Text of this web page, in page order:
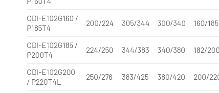
CDI-E102G160 /
P185T4
200/224 305/344 300/340 160/185
CDI-E102G185 /
P200T4
224/250 344/383 340/380 182/
CDI-E102G200
/ P220T4L
250/276 383/425 380/420 200/